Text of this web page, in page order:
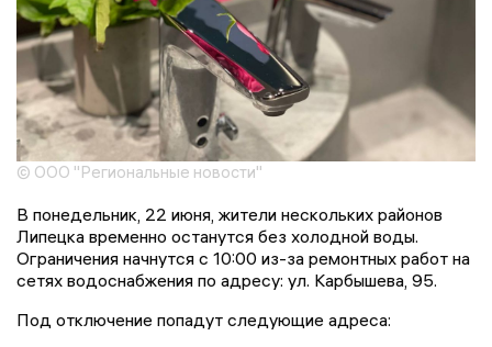
© ООО "Региональные новости"
В понедельник, 22 июня, жители нескольких районов
Липецка временно останутся без холодной воды.
Ограничения начнутся с 10:00 из-за ремонтных работ на
сетях водоснабжения по адресу: ул. Карбышева, 95.
Под отключение попадут следующие адреса: